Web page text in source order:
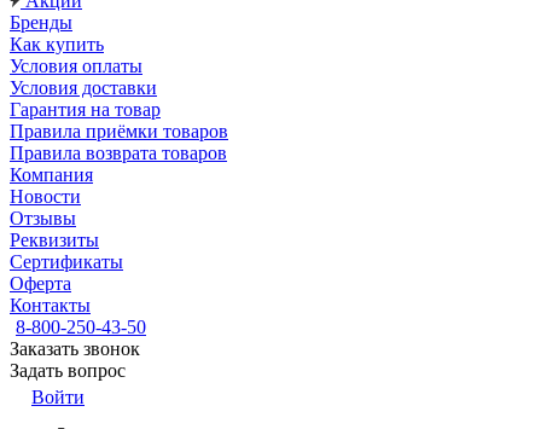
Бренды
Как купить
Условия оплаты
Условия доставки
Гарантия на товар
Правила приёмки товаров
Правила возврата товаров
Компания
Новости
Отзывы
Реквизиты
Сертификаты
Оферта
Контакты
8-800-250-43-50
Заказать звонок
Задать вопрос
Войти